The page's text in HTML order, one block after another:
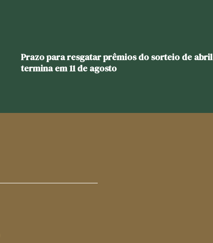
Prazo para resgatar prêmios do sorteio de abril
termina em 11 de agosto